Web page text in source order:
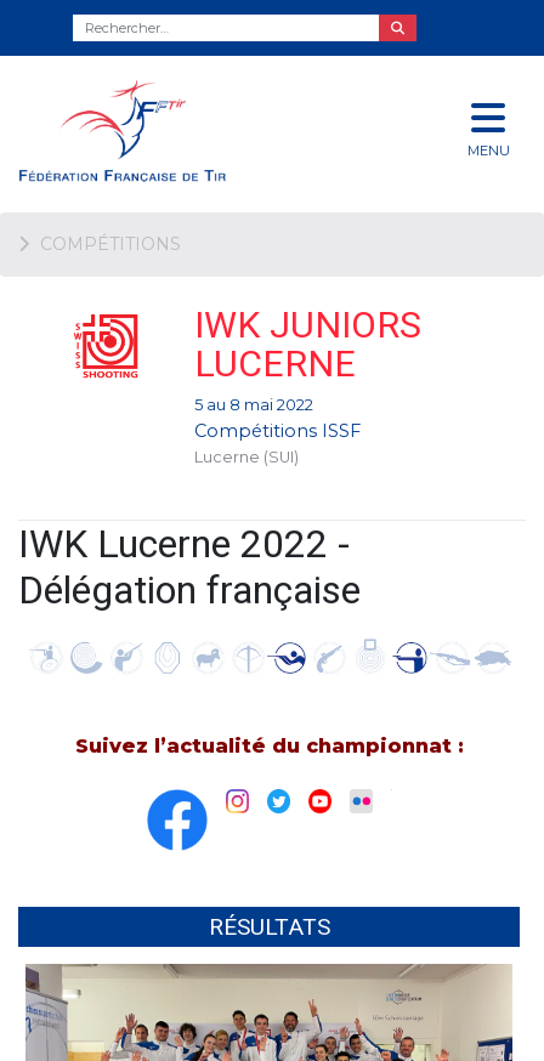
MENU
COMPÉTITIONS
IWK JUNIORS
LUCERNE
5 au 8 mai 2022
Compétitions ISSF
Lucerne (SUI)
IWK Lucerne 2022 -
Délégation française
Suivez l’actualité du championnat :
RÉSULTATS